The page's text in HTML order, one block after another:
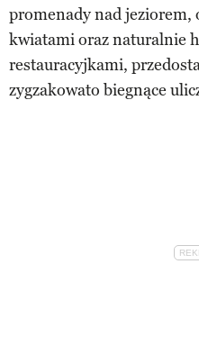
promenady nad jeziorem,
kwiatami oraz naturalnie
restauracyjkami,
zygzakowato biegnące